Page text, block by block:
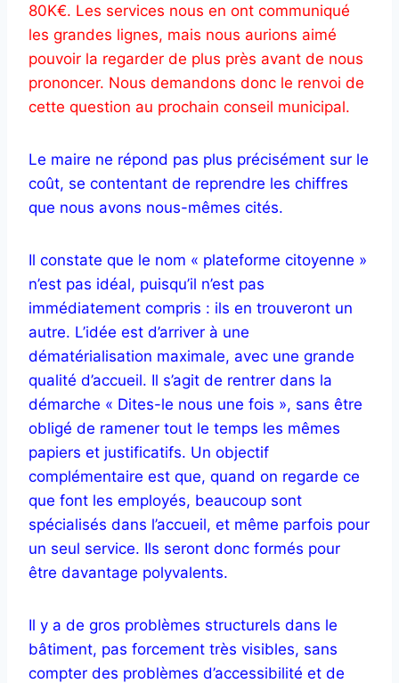
80K€. Les services nous en ont communiqué
les grandes lignes, mais nous aurions aimé
pouvoir la regarder de plus près avant de nous
prononcer. Nous demandons donc le renvoi de
cette question au prochain conseil municipal.
Le maire ne répond pas plus précisément sur le
coût, se contentant de reprendre les chiffres
que nous avons nous-mêmes cités.
Il constate que le nom « plateforme citoyenne »
n’est pas idéal, puisqu’il n’est pas
immédiatement compris : ils en trouveront un
autre. L’idée est d’arriver à une
dématérialisation maximale, avec une grande
qualité d’accueil. Il s’agit de rentrer dans la
démarche « Dites-le nous une fois », sans être
obligé de ramener tout le temps les mêmes
papiers et justificatifs. Un objectif
complémentaire est que, quand on regarde ce
que font les employés, beaucoup sont
spécialisés dans l’accueil, et même parfois pour
un seul service. Ils seront donc formés pour
être davantage polyvalents.
Il y a de gros problèmes structurels dans le
bâtiment, pas forcement très visibles, sans
compter des problèmes d’accessibilité et de